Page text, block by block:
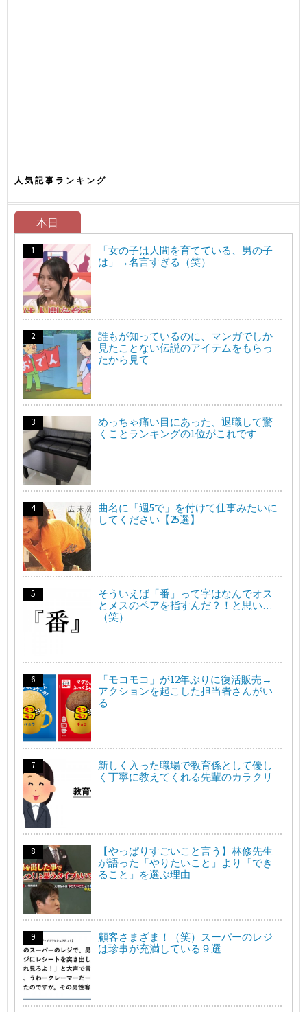
人気記事ランキング
本日
「女の子は人間を育てている、男の子
は」→名言すぎる（笑）
誰もが知っているのに、マンガでしか
見たことない伝説のアイテムをもらっ
たから見て
めっちゃ痛い目にあった、退職して驚
くことランキングの1位がこれです
曲名に「週5で」を付けて仕事みたいに
してください【25選】
そういえば「番」って字はなんでオス
とメスのペアを指すんだ？！と思い…
（笑）
「モコモコ」が12年ぶりに復活販売→
アクションを起こした担当者さんがい
る
新しく入った職場で教育係として優し
く丁寧に教えてくれる先輩のカラクリ
【やっぱりすごいこと言う】林修先生
が語った「やりたいこと」より「でき
ること」を選ぶ理由
顧客さまざま！（笑）スーパーのレジ
は珍事が充満している９選